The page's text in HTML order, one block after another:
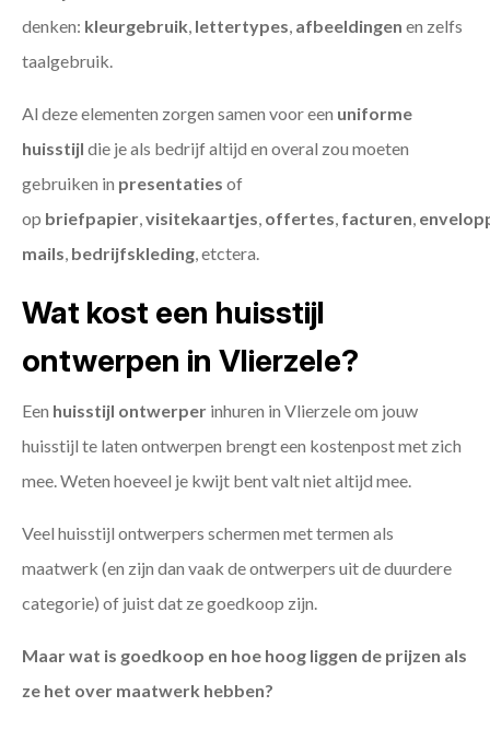
denken: kleurgebruik, lettertypes, afbeeldingen en zelfs
taalgebruik.
Al deze elementen zorgen samen voor een uniforme
huisstijl die je als bedrijf altijd en overal zou moeten
gebruiken in presentaties of
op briefpapier,visitekaartjes, offertes, facturen,
mails, bedrijfskleding, etctera.
Wat kost een huisstijl
ontwerpen in Vlierzele?
Een huisstijl ontwerper inhuren in Vlierzele om jouw
huisstijl te laten ontwerpen brengt een kostenpost met zich
mee. Weten hoeveel je kwijt bent valt niet altijd mee.
Veel huisstijl ontwerpers schermen met termen als
maatwerk (en zijn dan vaak de ontwerpers uit de duurdere
categorie) of juist dat ze goedkoop zijn.
Maar wat is goedkoop en hoe hoog liggen de prijzen als
ze het over maatwerk hebben?